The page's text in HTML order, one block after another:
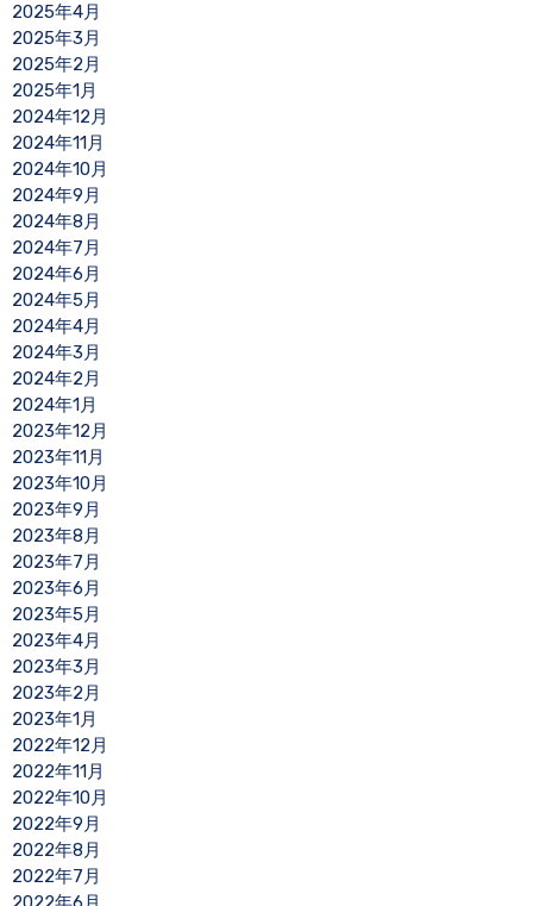
2025年4月
2025年3月
2025年2月
2025年1月
2024年12月
2024年11月
2024年10月
2024年9月
2024年8月
2024年7月
2024年6月
2024年5月
2024年4月
2024年3月
2024年2月
2024年1月
2023年12月
2023年11月
2023年10月
2023年9月
2023年8月
2023年7月
2023年6月
2023年5月
2023年4月
2023年3月
2023年2月
2023年1月
2022年12月
2022年11月
2022年10月
2022年9月
2022年8月
2022年7月